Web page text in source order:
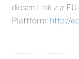
diesen Link zur
Plattform: http://